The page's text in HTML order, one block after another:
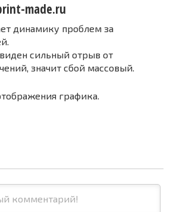
made.ru
динамику проблем за
сильный отрыв от
значит сбой массовый.
графика.